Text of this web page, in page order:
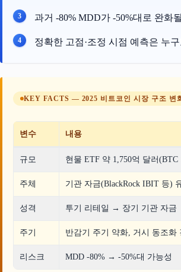
과거 -80% MDD가 -50%대로 완화
정확한 고점·조정 시점 예측은 누
KEY FACTS — 2025 비트코인 시장 구조 변
변수 내용
규모 현물 ETF 약 1,750억 달러(BTC
주체 기관 자금(BlackRock IBIT 등)
성격 투기 리테일 → 장기 기관 자금
주기 반감기 주기 약화, 거시 동조화
리스크 MDD -80% → -50%대 가능성